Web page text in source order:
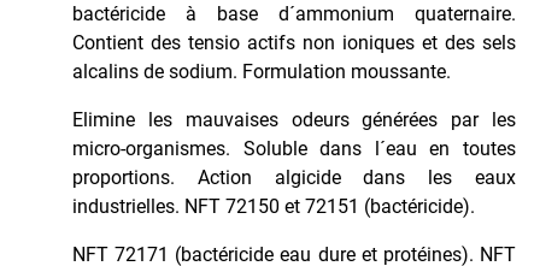
bactéricide à base d´ammonium quaternaire.
Contient des tensio actifs non ioniques et des sels
alcalins de sodium. Formulation moussante.
Elimine les mauvaises odeurs générées par les
micro-organismes. Soluble dans l´eau en toutes
proportions. Action algicide dans les eaux
industrielles. NFT 72150 et 72151 (bactéricide).
NFT 72171 (bactéricide eau dure et protéines). NFT